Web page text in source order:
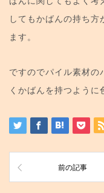
してもかばんの持ち
ます。
ですのでパイル素材の
くかばんを持つように
前の記事